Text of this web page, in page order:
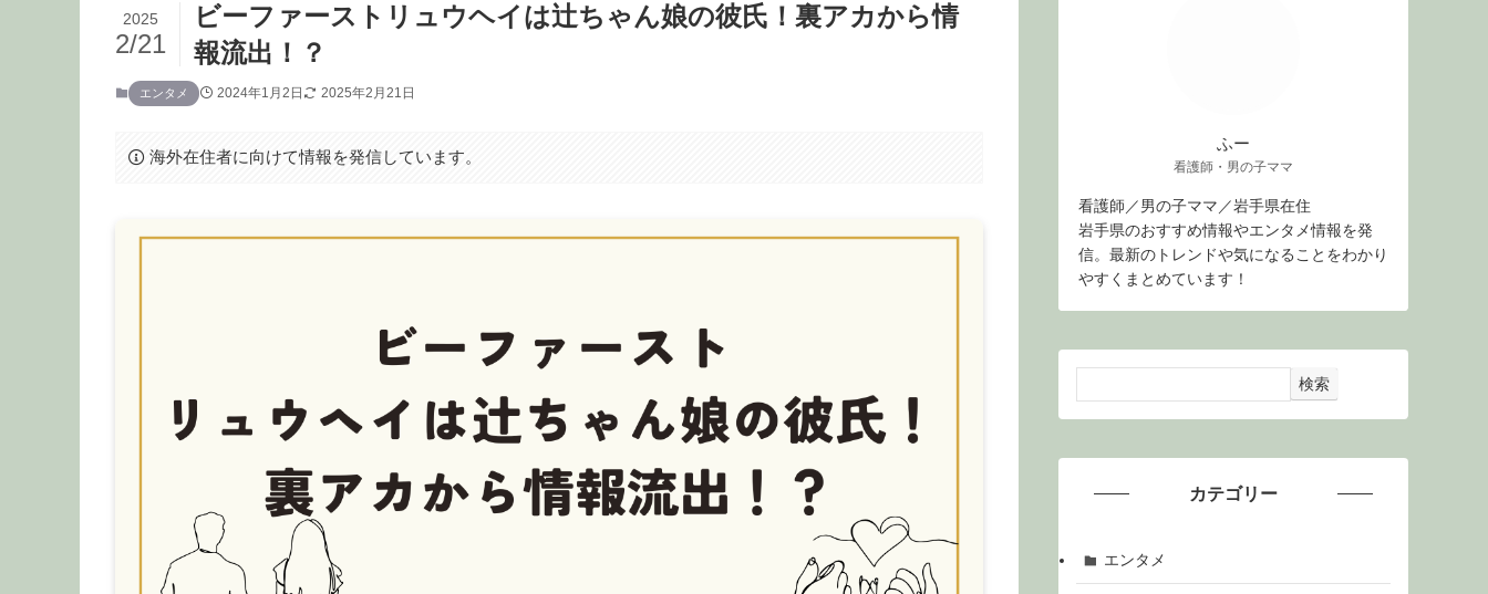
ビーファーストリュウヘイは辻ちゃん娘の彼氏！裏アカから情
報流出！？
2025
2/21
エンタメ 2024年1月2日 2025年2月21日
海外在住者に向けて情報を発信しています。
ふー
看護師・男の子ママ
看護師／男の子ママ／岩手県在住
岩手県のおすすめ情報やエンタメ情報を発
信。最新のトレンドや気になることをわかり
やすくまとめています！
検索
カテゴリー
エンタメ